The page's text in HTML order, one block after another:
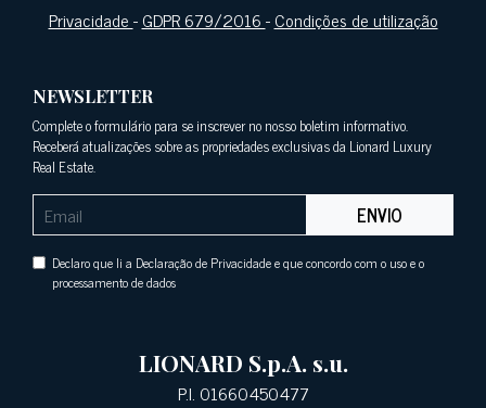
Privacidade-GDPR 679/2016-Condições de utilização
NEWSLETTER
Complete o formulário para se inscrever no nosso boletim informativo.
Receberá atualizações sobre as propriedades exclusivas da Lionard Luxury
Real Estate.
ENVIO
Declaro que li a Declaração de Privacidade e que concordo com o uso e o
processamento de dados
LIONARD S.p.A. s.u.
P.I. 01660450477